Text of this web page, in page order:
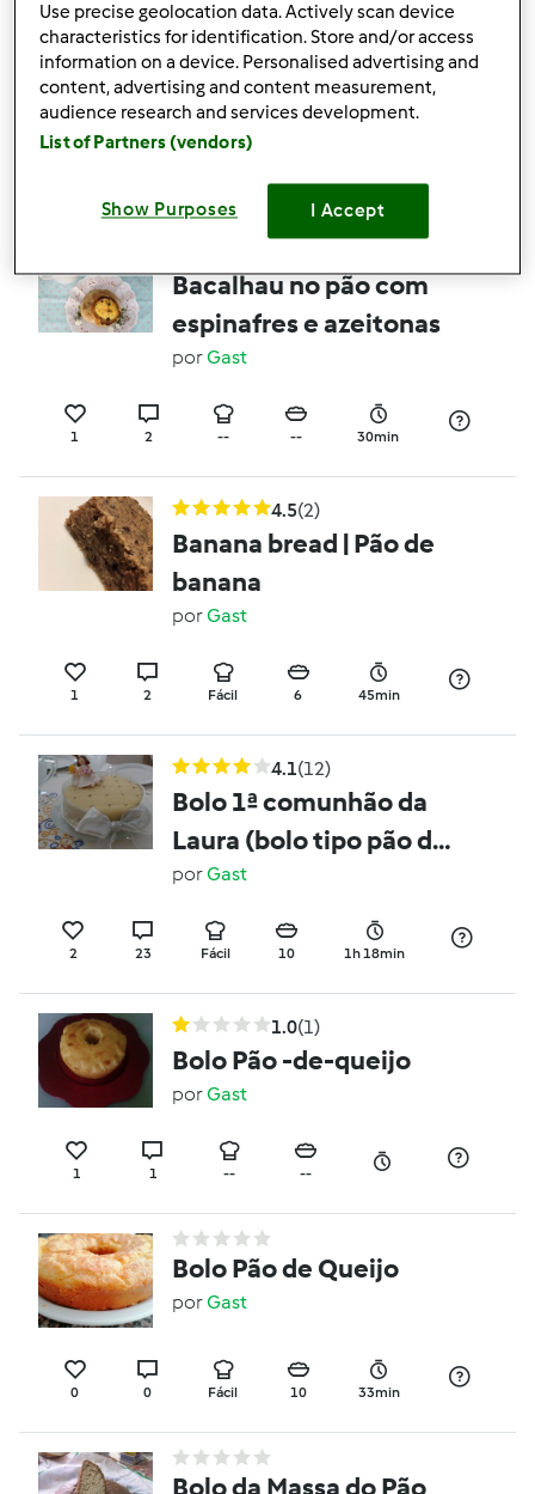
BOLO DE PÃO COM
MEL E NOZES
porZELINHA
Bacalhau no pão com
espinafres e azeitonas
porGast
1 2 -- -- 30min
4.5(2)
Banana bread | Pão de
banana
porGast
1 2 Fácil 6 45min
4.1(12)
Bolo 1ª comunhão da
Laura (bolo tipo pão de
ló com recheio de ovos
moles e canela)
porGast
2 23 Fácil 10 1h 18min
1.0(1)
Bolo Pão -de-queijo
porGast
1 1 -- --
Bolo Pão de Queijo
porGast
0 0 Fácil 10 33min
Bolo da Massa do Pão
Use precise geolocation data. Actively scan device
characteristics for identification. Store and/or access
information on a device. Personalised advertising and
content, advertising and content measurement,
audience research and services development.
List of Partners (vendors)
Show Purposes I Accept